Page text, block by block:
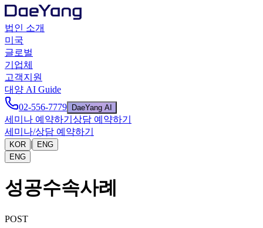
법인 소개
미국
글로벌
기업체
고객지원
대양 AI Guide
02-556-7779
DaeYang AI
세미나 예약하기 상담 예약하기
세미나/상담 예약하기
KOR |
ENG
ENG
성공수속사례
POST